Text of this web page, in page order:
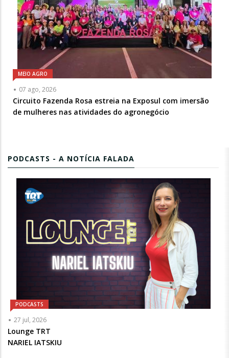
MEIO AGRO
07 ago, 2026
Circuito Fazenda Rosa estreia na Exposul com imersão
de mulheres nas atividades do agronegócio
PODCASTS - A NOTÍCIA FALADA
PODCASTS
27 jul, 2026
Articulista
ou
Chamada
Lounge TRT
NARIEL IATSKIU